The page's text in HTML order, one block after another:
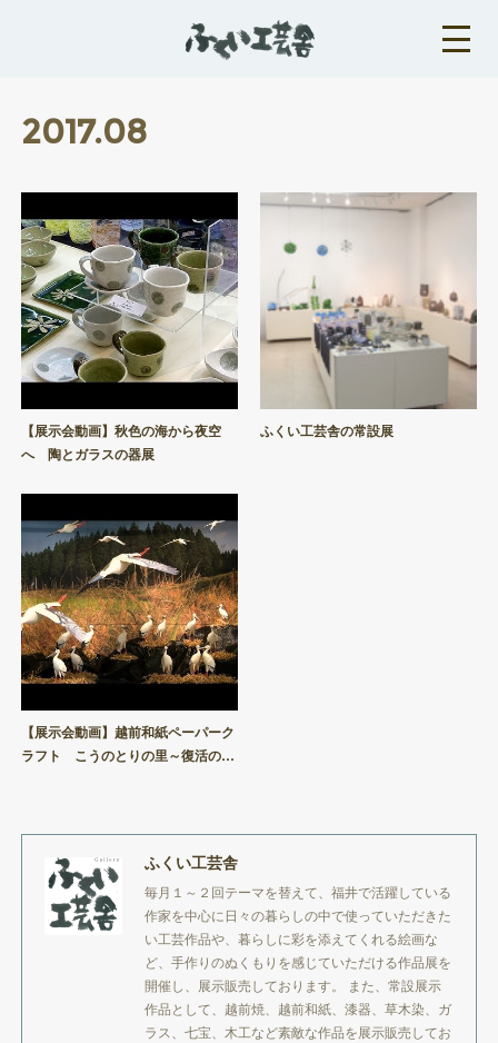
2017.08
【展示会動画】秋色の海から夜空
へ 陶とガラスの器展
ふくい工芸舎の常設展
【展示会動画】越前和紙ペーパーク
ラフト こうのとりの里～復活の…
ふくい工芸舎
毎月１～２回テーマを替えて、福井で活躍している
作家を中心に日々の暮らしの中で使っていただきた
い工芸作品や、暮らしに彩を添えてくれる絵画な
ど、手作りのぬくもりを感じていただける作品展を
開催し、展示販売しております。 また、常設展示
作品として、越前焼、越前和紙、漆器、草木染、ガ
ラス、七宝、木工など素敵な作品を展示販売してお